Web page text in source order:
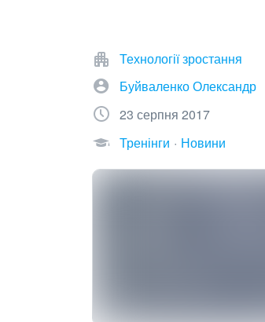
Технології зростання
Буйваленко Олександр
23 серпня 2017
Тренінги
Новини